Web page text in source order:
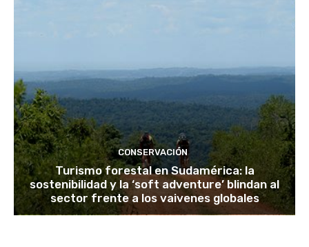
CONSERVACIÓN
Turismo forestal en Sudamérica: la
sostenibilidad y la ‘soft adventure’ blindan al
sector frente a los vaivenes globales